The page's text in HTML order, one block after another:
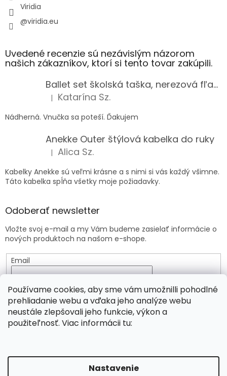
Používame cookies, aby sme vám umožnilli pohodlné
prehliadanie webu a vďaka jeho analýze webu
neustále zlepšovali jeho funkcie, výkon a
použiteľnosť. Viac informácii tu:
Nastavenie
Viridia
@viridia.eu
Uvedené recenzie sú nezávislým názorom
našich zákazníkov, ktorí si tento tovar zakúpili.
Ballet set školská taška, nerezová fľaša a plný peračník s motívom baletky pre dievča
Hodnotenie produktu je 5 z 5 hviezdičiek.
| Katarína Sz.
Nádherná. Vnučka sa poteší. Ďakujem
Anekke Outer štýlová kabelka do ruky
Hodnotenie produktu je 5 z 5 hviezdičiek.
| Alica Sz.
Kabelky Anekke sú veľmi krásne a s nimi si vás každý všimne.
Táto kabelka spĺňa všetky moje požiadavky.
Odoberať newsletter
Vložte svoj e-mail a my Vám budeme zasielať informácie o
nových produktoch na našom e-shope.
Email
osobných údajov
PRIHLÁSIŤ SA